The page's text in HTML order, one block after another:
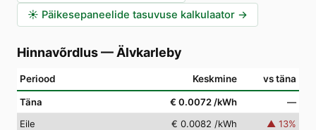
☀️ Päikesepaneelide tasuvuse kalkulaator →
Hinnavõrdlus— Älvkarleby
Periood Keskmine vs täna
Täna € 0.0072 /kWh
—
Eile
€ 0.0082 /kWh ▲ 13%